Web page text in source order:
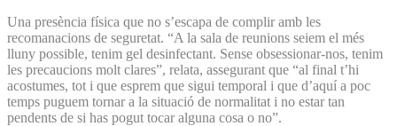
Una presència física que no s’escapa de complir amb les
recomanacions de seguretat. “A la sala de reunions seiem el més
lluny possible, tenim gel desinfectant. Sense obsessionar-nos, tenim
les precaucions molt clares”, relata, assegurant que “al final t’hi
acostumes, tot i que esprem que sigui temporal i que d’aquí a poc
temps puguem tornar a la situació de normalitat i no estar tan
pendents de si has pogut tocar alguna cosa o no”.